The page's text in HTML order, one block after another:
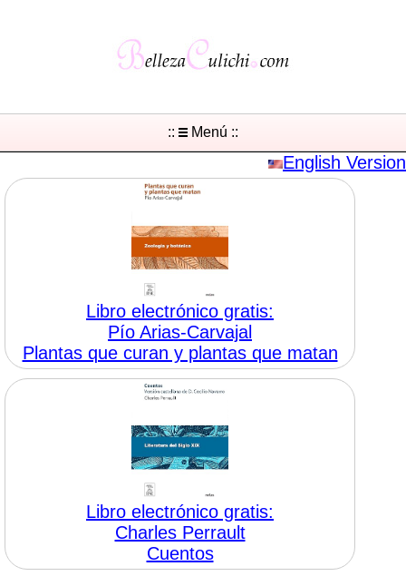
:: Menú ::
English Version
Libro electrónico gratis:
Pío Arias-Carvajal
Plantas que curan y plantas que matan
Libro electrónico gratis:
Charles Perrault
Cuentos